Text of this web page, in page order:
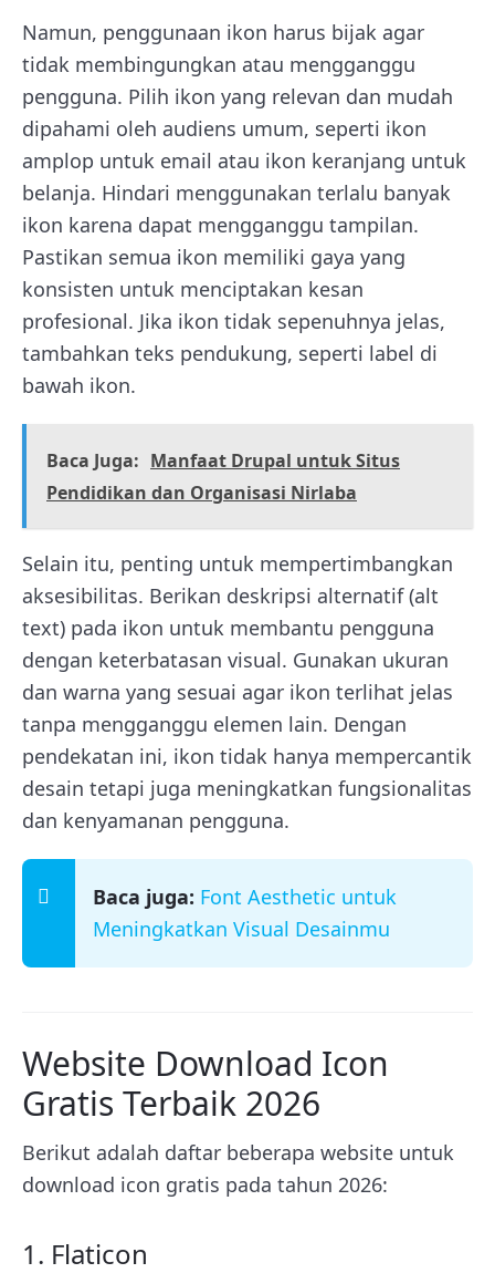
Namun, penggunaan ikon harus bijak agar
tidak membingungkan atau mengganggu
pengguna. Pilih ikon yang relevan dan mudah
dipahami oleh audiens umum, seperti ikon
amplop untuk email atau ikon keranjang untuk
belanja. Hindari menggunakan terlalu banyak
ikon karena dapat mengganggu tampilan.
Pastikan semua ikon memiliki gaya yang
konsisten untuk menciptakan kesan
profesional. Jika ikon tidak sepenuhnya jelas,
tambahkan teks pendukung, seperti label di
bawah ikon.
Baca Juga: Manfaat Drupal untuk Situs
Pendidikan dan Organisasi Nirlaba
Selain itu, penting untuk mempertimbangkan
aksesibilitas. Berikan deskripsi alternatif (alt
text) pada ikon untuk membantu pengguna
dengan keterbatasan visual. Gunakan ukuran
dan warna yang sesuai agar ikon terlihat jelas
tanpa mengganggu elemen lain. Dengan
pendekatan ini, ikon tidak hanya mempercantik
desain tetapi juga meningkatkan fungsionalitas
dan kenyamanan pengguna.
Baca juga: Font Aesthetic untuk
Meningkatkan Visual Desainmu
Website Download Icon
Gratis Terbaik 2026
Berikut adalah daftar beberapa website untuk
download icon gratis pada tahun 2026:
1. Flaticon